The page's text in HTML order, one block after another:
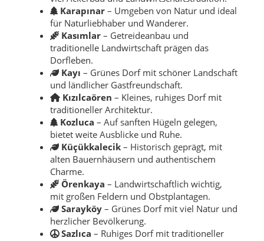
Karapınar – Umgeben von Natur und ideal
für Naturliebhaber und Wanderer.
Kasımlar – Getreideanbau und
traditionelle Landwirtschaft prägen das
Dorfleben.
Kayı – Grünes Dorf mit schöner Landschaft
und ländlicher Gastfreundschaft.
Kızılcaören – Kleines, ruhiges Dorf mit
traditioneller Architektur.
Kozluca – Auf sanften Hügeln gelegen,
bietet weite Ausblicke und Ruhe.
Küçükkalecik – Historisch geprägt, mit
alten Bauernhäusern und authentischem
Charme.
Örenkaya – Landwirtschaftlich wichtig,
mit großen Feldern und Obstplantagen.
Sarayköy – Grünes Dorf mit viel Natur und
herzlicher Bevölkerung.
Sazlıca – Ruhiges Dorf mit traditioneller